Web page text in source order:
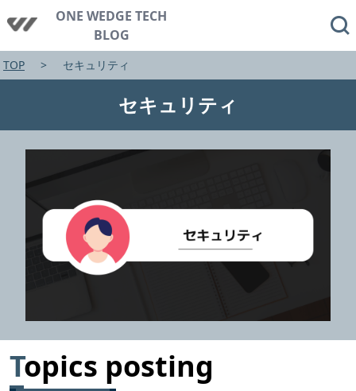
ONE WEDGE TECH
BLOG
TOP セキュリティ
セキュリティ
Topics posting